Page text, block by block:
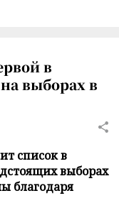
в
выборах в
список в
выборах
благодаря